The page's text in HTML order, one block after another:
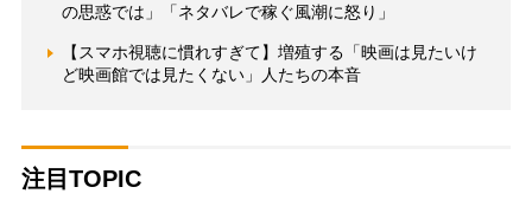
の思惑では」「ネタバレで稼ぐ風潮に怒り」
【スマホ視聴に慣れすぎて】増殖する「映画は見たいけ
ど映画館では見たくない」人たちの本音
注目TOPIC